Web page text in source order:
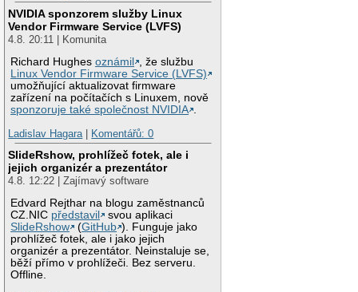
NVIDIA sponzorem služby Linux
Vendor Firmware Service (LVFS)
4.8. 20:11 | Komunita
Richard Hughesoznámil
, že službu
Linux Vendor Firmware Service (LVFS)
umožňující aktualizovat firmware
zařízení na počítačích s Linuxem, nově
sponzoruje také společnost NVIDIA .
Ladislav Hagara| Komentářů: 0
SlideRshow, prohlížeč fotek, ale i
jejich organizér a prezentátor
4.8. 12:22 | Zajímavý software
Edvard Rejthar na blogu zaměstnanců
CZ.NIC představil
svou aplikaci
SlideRshow
(GitHub ). Funguje jako
prohlížeč fotek, ale i jako jejich
organizér a prezentátor. Neinstaluje se,
běží přímo v prohlížeči. Bez serveru.
Offline.